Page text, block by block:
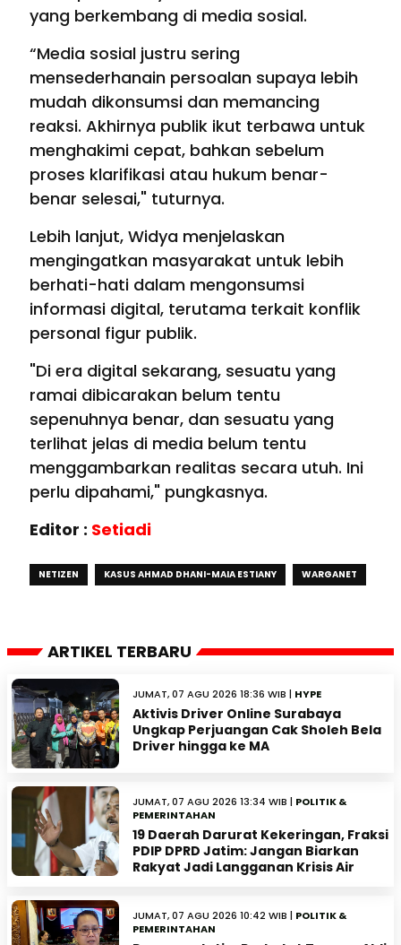
yang berkembang di media sosial.
“Media sosial justru sering
mensederhanain persoalan supaya lebih
mudah dikonsumsi dan memancing
reaksi. Akhirnya publik ikut terbawa untuk
menghakimi cepat, bahkan sebelum
proses klarifikasi atau hukum benar-
benar selesai," tuturnya.
Lebih lanjut, Widya menjelaskan
mengingatkan masyarakat untuk lebih
berhati-hati dalam mengonsumsi
informasi digital, terutama terkait konflik
personal figur publik.
"Di era digital sekarang, sesuatu yang
ramai dibicarakan belum tentu
sepenuhnya benar, dan sesuatu yang
terlihat jelas di media belum tentu
menggambarkan realitas secara utuh. Ini
perlu dipahami," pungkasnya.
Editor : Setiadi
NETIZEN KASUS AHMAD DHANI-MAIA ESTIANY WARGANET
ARTIKEL TERBARU
JUMAT, 07 AGU 2026 18:36 WIB | HYPE
Aktivis Driver Online Surabaya
Ungkap Perjuangan Cak Sholeh Bela
Driver hingga ke MA
JUMAT, 07 AGU 2026 13:34 WIB | POLITIK &
PEMERINTAHAN
19 Daerah Darurat Kekeringan, Fraksi
PDIP DPRD Jatim: Jangan Biarkan
Rakyat Jadi Langganan Krisis Air
JUMAT, 07 AGU 2026 10:42 WIB | POLITIK &
PEMERINTAHAN